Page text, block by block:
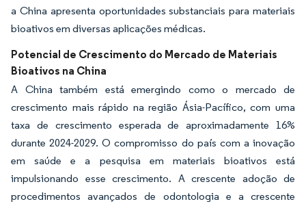
a China apresenta oportunidades substanciais para materiais
bioativos em diversas aplicações médicas.
Potencial de Crescimento do Mercado de Materiais
Bioativos na China
A China também está emergindo como o mercado de
crescimento mais rápido na região Ásia-Pacífico, com uma
taxa de crescimento esperada de aproximadamente 16%
durante 2024-2029. O compromisso do país com a inovação
em saúde e a pesquisa em materiais bioativos está
impulsionando esse crescimento. A crescente adoção de
procedimentos avançados de odontologia e a crescente